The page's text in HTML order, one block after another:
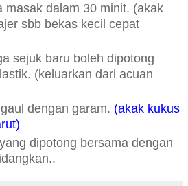
masak dalam 30 minit. (akak
sbb bekas kecil cepat
sejuk baru boleh dipotong
(keluarkan dari acuan
dengan garam. (akak kukus
dipotong bersama dengan